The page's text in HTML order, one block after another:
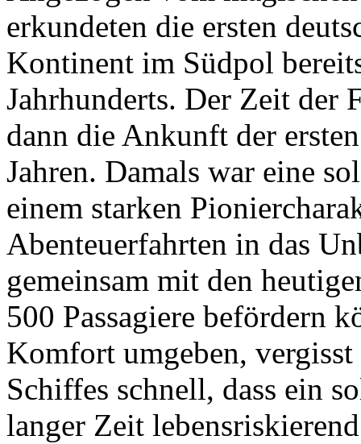
erkundeten die ersten
Kontinent im Südpol
Jahrhunderts. Der Zeit der
dann die Ankunft der
Jahren. Damals war eine
einem starken
Abenteuerfahrten in das
gemeinsam mit den
500 Passagiere befördern
Komfort umgeben,
Schiffes schnell, dass ein
langer Zeit